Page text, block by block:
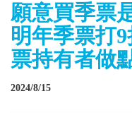
願意買季票
明年季票打
票持有者做
2024/8/15